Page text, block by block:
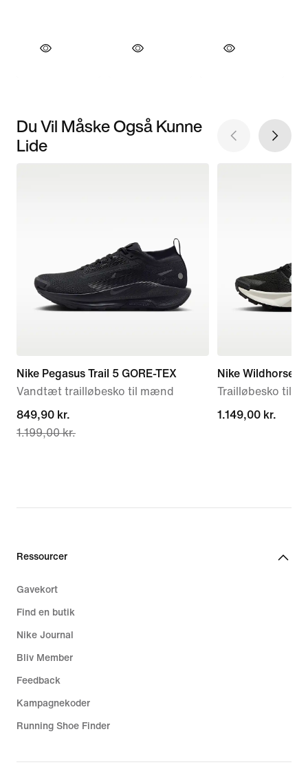
Du Vil Måske Også Kunne
Lide
Nike Pegasus Trail 5 GORE-TEX
Vandtæt trailløbesko til mænd
current
price
1.199,00 kr.
849,90 kr.
1.199,00 kr.
Nike Wildhorse 10
Trailløbesko til
1.149,00 kr.
1.149,00 kr.
Ressourcer
Gavekort
Find en butik
Nike Journal
Bliv Member
Feedback
Kampagnekoder
Running Shoe Finder